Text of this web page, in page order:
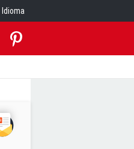
Idioma